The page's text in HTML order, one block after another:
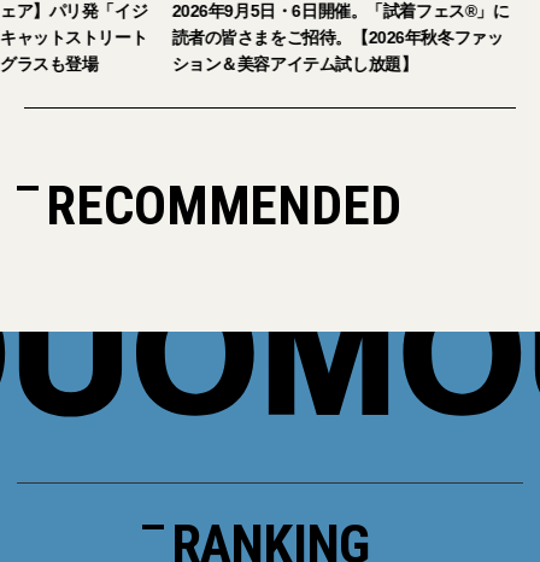
ア】パリ発「イジ
ャットストリート
ラスも登場
2026年9月5日・6日開催。「試着フェス®︎」に
読者の皆さまをご招待。【2026年秋冬ファッ
ション＆美容アイテム試し放題】
RECOMMENDED
RANKING